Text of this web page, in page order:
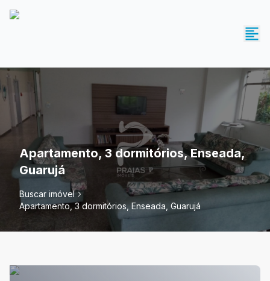
Apartamento, 3 dormitórios, Enseada,
Guarujá
Buscar imóvel
Apartamento, 3 dormitórios, Enseada, Guarujá